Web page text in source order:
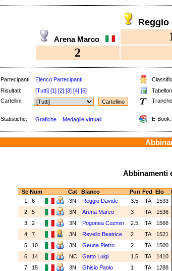
Arena Marco
2
Partecipanti: Elenco Partecipanti
Risultati:
[Tutti] [1] [2] [3] [4] [5]
Cartellini:
Statistiche: Grafiche Medaglie virtuali E-Book:
Abbinamenti
Sc Num Cat Bianco Pun Fed Elo
1
6 3N Reggio Davide 3.5 ITA 1533
2
5 3N Arena Marco 3 ITA 1536
3
2 3N Pogonea Cozmin 2.5 ITA 1566
4
7 3N Revello Beatrice 2 ITA 1521
5
10 3N Geuna Pietro 2 ITA 1500
6
14 NC Gatto Luigi 1.5 ITA 1410
7
15 3N Ghisio Paolo 1 ITA 1288